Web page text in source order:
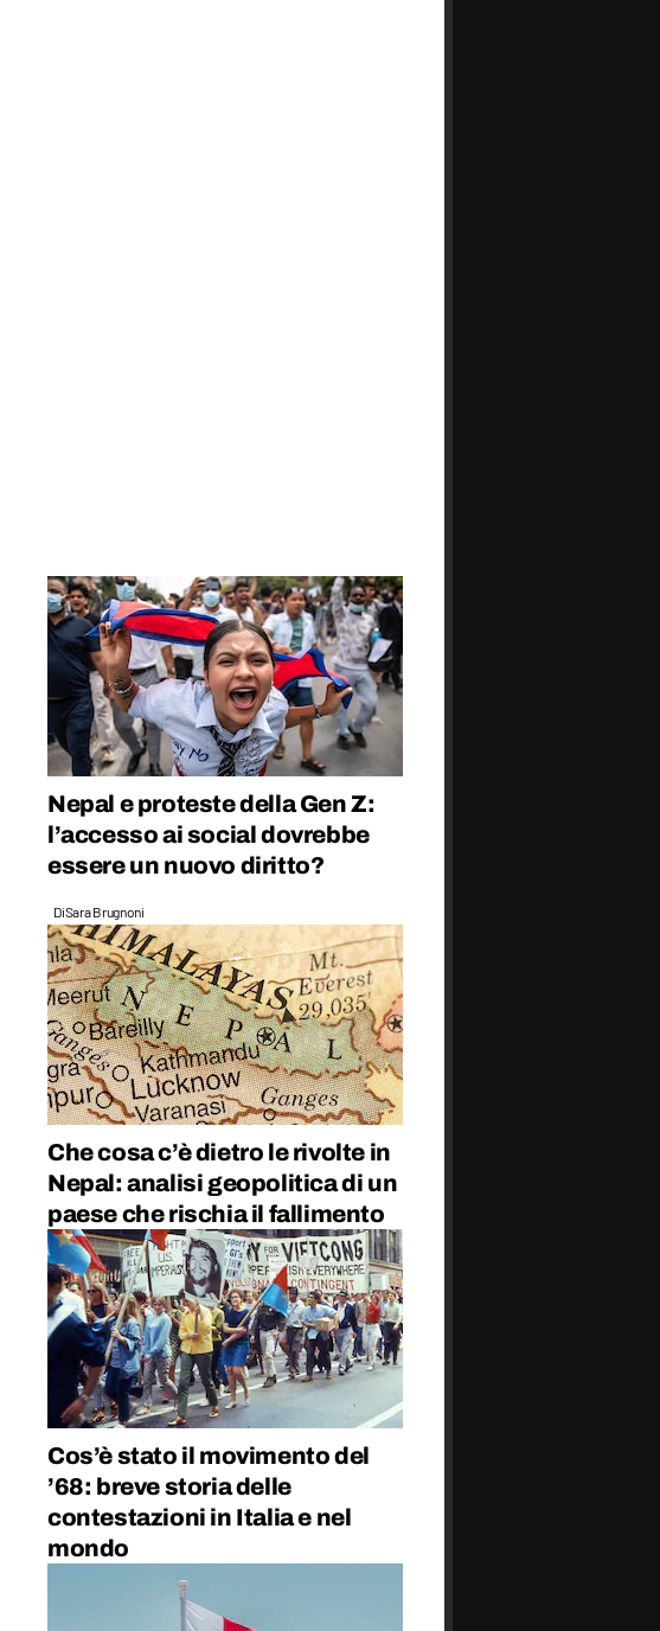
Nepal e proteste della Gen Z:
l’accesso ai social dovrebbe
essere un nuovo diritto?
DiSara Brugnoni
Che cosa c’è dietro le rivolte in
Nepal: analisi geopolitica di un
paese che rischia il fallimento
Cos’è stato il movimento del
’68: breve storia delle
contestazioni in Italia e nel
mondo